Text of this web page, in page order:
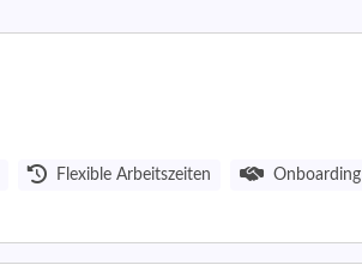
Flexible Arbeitszeiten Onboarding